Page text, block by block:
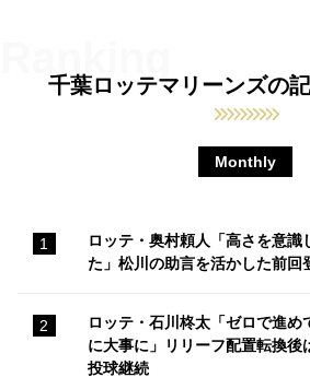
千葉ロッテマリーンズの
Monthly
ロッテ・奥村頼人「高さを意識
た」松川の助言を活かした前回
ロッテ・石川柊太「ゼロで進め
に大事に」リリーフ配置転換後
投球継続